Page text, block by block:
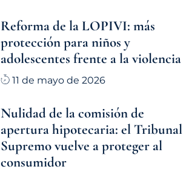
Reforma de la LOPIVI: más
protección para niños y
adolescentes frente a la violencia
11 de mayo de 2026
Nulidad de la comisión de
apertura hipotecaria: el Tribunal
Supremo vuelve a proteger al
consumidor